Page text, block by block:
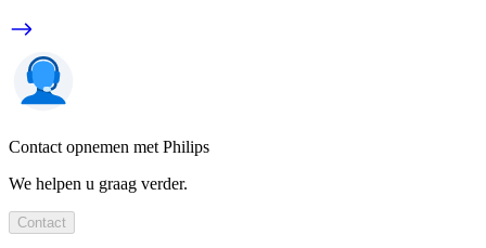
Contact opnemen met Philips
We helpen u graag verder.
Contact